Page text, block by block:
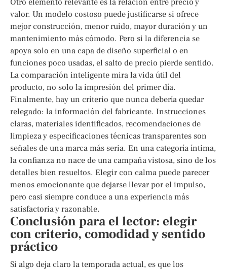
valor. Un modelo costoso puede justificarse si ofrece
mejor construcción, menor ruido, mayor duración y un
mantenimiento más cómodo. Pero si la diferencia se
apoya solo en una capa de diseño superficial o en
funciones poco usadas, el salto de precio pierde sentido.
La comparación inteligente mira la vida útil del
producto, no solo la impresión del primer día.
Finalmente, hay un criterio que nunca debería quedar
relegado: la información del fabricante. Instrucciones
claras, materiales identificados, recomendaciones de
limpieza y especificaciones técnicas transparentes son
señales de una marca más seria. En una categoría íntima,
la confianza no nace de una campaña vistosa, sino de los
detalles bien resueltos. Elegir con calma puede parecer
menos emocionante que dejarse llevar por el impulso,
pero casi siempre conduce a una experiencia más
satisfactoria y razonable.
Conclusión para el lector: elegir
con criterio, comodidad y sentido
práctico
Si algo deja claro la temporada actual, es que los